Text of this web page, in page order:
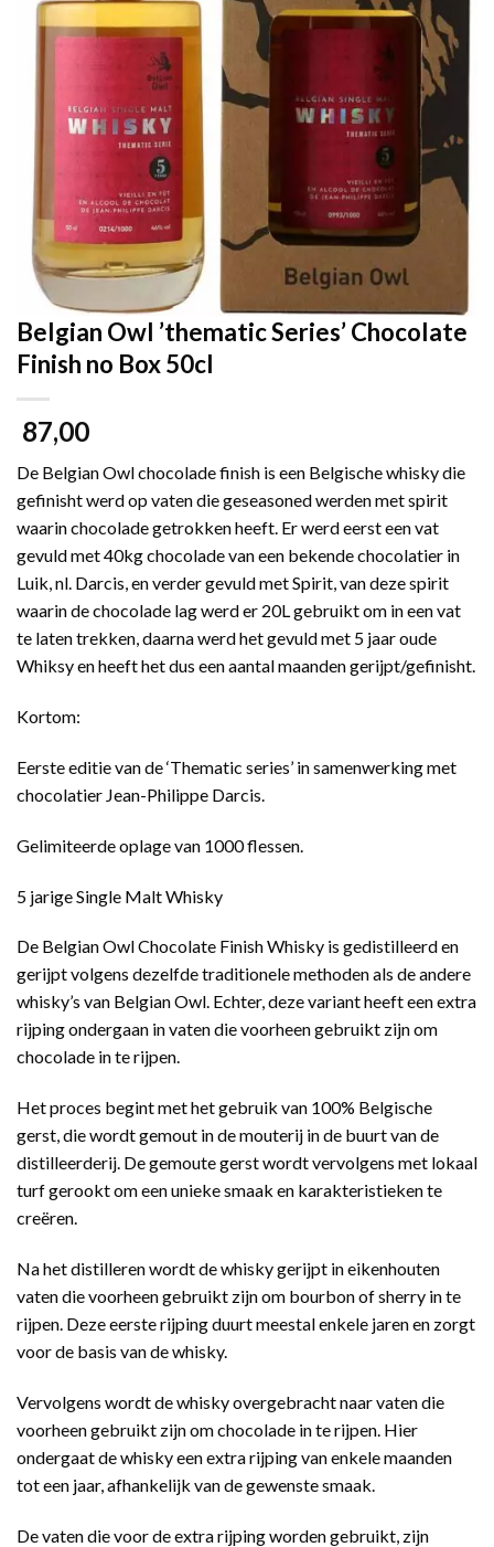
Belgian Owl ’thematic Series’ Chocolate
Finish no Box 50cl
87,00
De Belgian Owl chocolade finish is een Belgische whisky die
gefinisht werd op vaten die geseasoned werden met spirit
waarin chocolade getrokken heeft. Er werd eerst een vat
gevuld met 40kg chocolade van een bekende chocolatier in
Luik, nl. Darcis, en verder gevuld met Spirit, van deze spirit
waarin de chocolade lag werd er 20L gebruikt om in een vat
te laten trekken, daarna werd het gevuld met 5 jaar oude
Whiksy en heeft het dus een aantal maanden gerijpt/gefinisht.
Kortom:
Eerste editie van de ‘Thematic series’ in samenwerking met
chocolatier Jean-Philippe Darcis.
Gelimiteerde oplage van 1000 flessen.
5 jarige Single Malt Whisky
De Belgian Owl Chocolate Finish Whisky is gedistilleerd en
gerijpt volgens dezelfde traditionele methoden als de andere
whisky’s van Belgian Owl. Echter, deze variant heeft een extra
rijping ondergaan in vaten die voorheen gebruikt zijn om
chocolade in te rijpen.
Het proces begint met het gebruik van 100% Belgische
gerst, die wordt gemout in de mouterij in de buurt van de
distilleerderij. De gemoute gerst wordt vervolgens met lokaal
turf gerookt om een unieke smaak en karakteristieken te
creëren.
Na het distilleren wordt de whisky gerijpt in eikenhouten
vaten die voorheen gebruikt zijn om bourbon of sherry in te
rijpen. Deze eerste rijping duurt meestal enkele jaren en zorgt
voor de basis van de whisky.
Vervolgens wordt de whisky overgebracht naar vaten die
voorheen gebruikt zijn om chocolade in te rijpen. Hier
ondergaat de whisky een extra rijping van enkele maanden
tot een jaar, afhankelijk van de gewenste smaak.
De vaten die voor de extra rijping worden gebruikt, zijn